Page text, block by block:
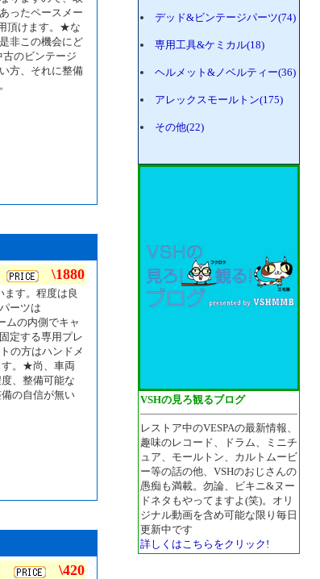
ったペースメー
頂けます。★な
非この機会にど
のビンテージ
方、それに整備
\1880
す。程度は良
ーツは
ムの内側でキャ
定する専用プレ
の方はハンドメ
す。★尚、車両
、整備可能な
の自信が無い
\420
デッド&ビンテージパーツ(74)
専用工具&ケミカル(18)
ヘルメット&ノベルティー(36)
アレックスモールトン(175)
その他(22)
VSHの見ろ観るブログ
レストア中のVESPAの最新情報、
趣味のレコード、ドラム、ミニチ
ュア、モールトン、カルトムービ
ー等の話の他、VSHのおじさんの
愚痴も満載。勿論、ビキニ&ヌー
ドネタもやってますよ(笑)。オリ
ジナル動画を含め可能な限り毎日
更新中です
詳しくはこちらをクリック!